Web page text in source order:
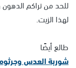
للحد من تراكم الدهون
لهذا الزيت.
طالع أيضًا
شوربة العدس